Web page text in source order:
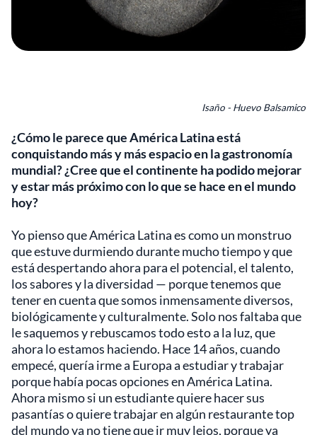
Isaño - Huevo Balsamico
¿Cómo le parece que América Latina está
conquistando más y más espacio en la gastronomía
mundial? ¿Cree que el continente ha podido mejorar
y estar más próximo con lo que se hace en el mundo
hoy?
Yo pienso que América Latina es como un monstruo
que estuve durmiendo durante mucho tiempo y que
está despertando ahora para el potencial, el talento,
los sabores y la diversidad — porque tenemos que
tener en cuenta que somos inmensamente diversos,
biológicamente y culturalmente. Solo nos faltaba que
le saquemos y rebuscamos todo esto a la luz, que
ahora lo estamos haciendo. Hace 14 años, cuando
empecé, quería irme a Europa a estudiar y trabajar
porque había pocas opciones en América Latina.
Ahora mismo si un estudiante quiere hacer sus
pasantías o quiere trabajar en algún restaurante top
del mundo ya no tiene que ir muy lejos, porque ya